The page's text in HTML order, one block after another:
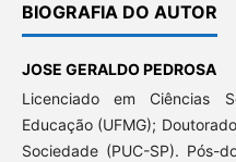
BIOGRAFIA DO AUTOR
JOSE GERALDO PEDROSA
Licenciado em Ciências
Educação (UFMG);
Sociedade (PUC-SP). Pós-